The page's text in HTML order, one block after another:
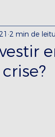
2 min de